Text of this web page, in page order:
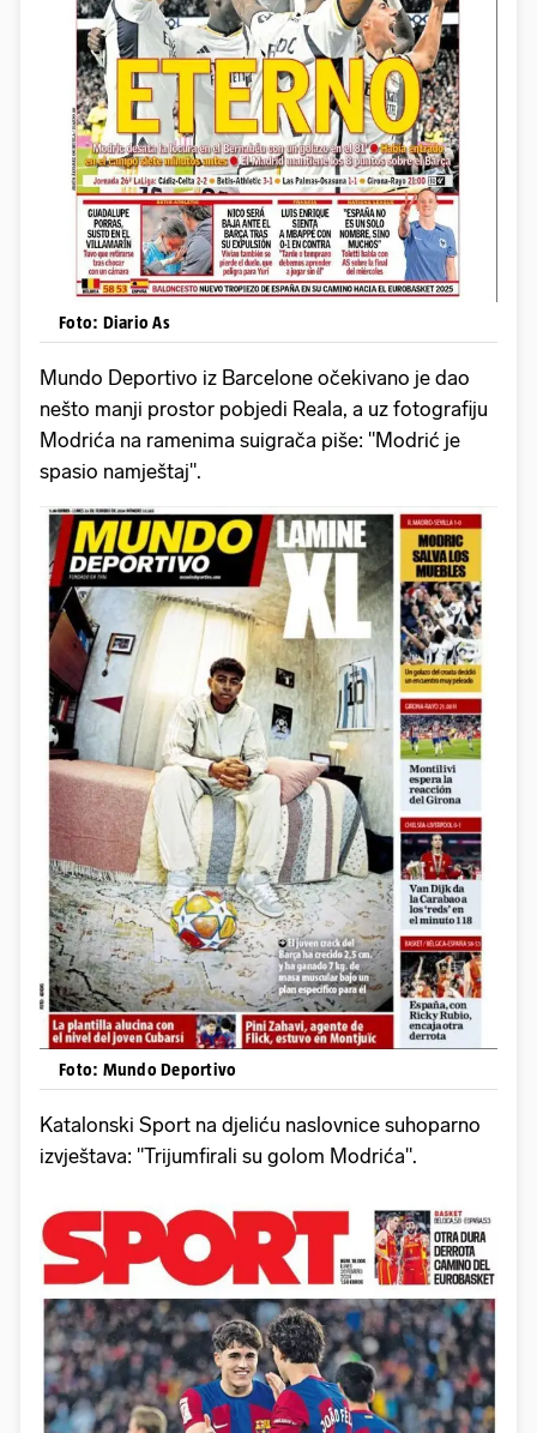
Foto: Diario As
Mundo Deportivo iz Barcelone očekivano je dao
nešto manji prostor pobjedi Reala, a uz fotografiju
Modrića na ramenima suigrača piše: "Modrić je
spasio namještaj".
Foto: Mundo Deportivo
Katalonski Sport na djeliću naslovnice suhoparno
izvještava: "Trijumfirali su golom Modrića".